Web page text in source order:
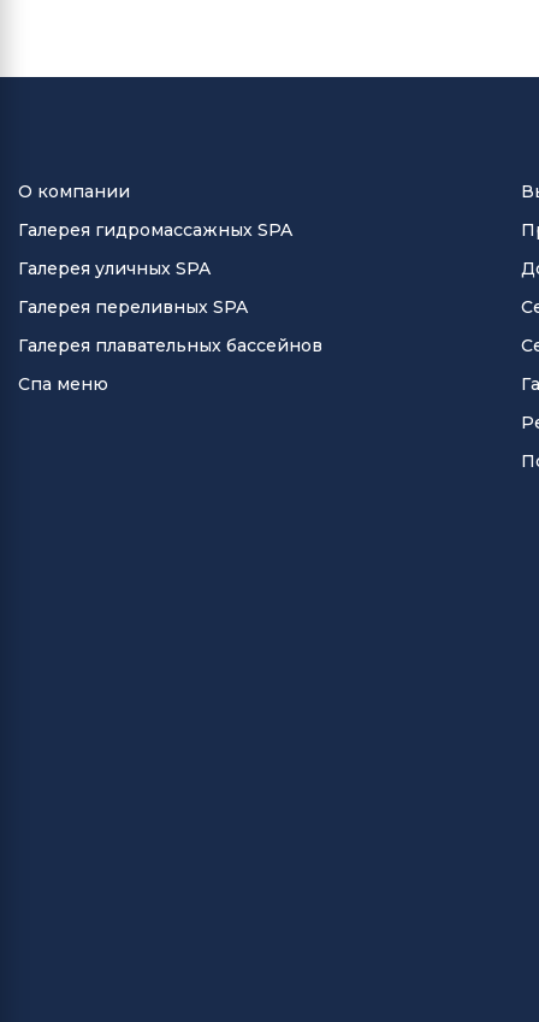
О компании
Галерея гидромассажных SPA
Галерея уличных SPA
Галерея переливных SPA
Галерея плавательных бассейнов
Спа меню